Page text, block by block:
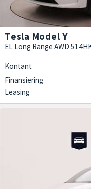
Tesla Model Y
EL Long Range AWD
Kontant
Finansiering
Leasing